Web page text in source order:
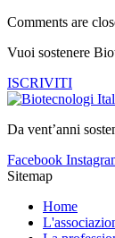
Comments are
Vuoi sostenere
ISCRIVITI
Da vent’anni
Facebook
Sitemap
Home